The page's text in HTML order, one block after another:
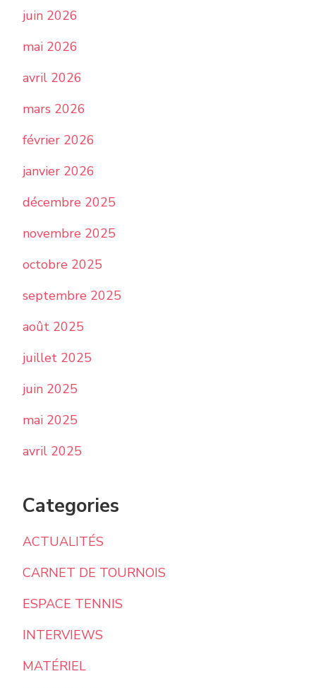
juin 2026
mai 2026
avril 2026
mars 2026
février 2026
janvier 2026
décembre 2025
novembre 2025
octobre 2025
septembre 2025
août 2025
juillet 2025
juin 2025
mai 2025
avril 2025
Categories
ACTUALITÉS
CARNET DE TOURNOIS
ESPACE TENNIS
INTERVIEWS
MATÉRIEL